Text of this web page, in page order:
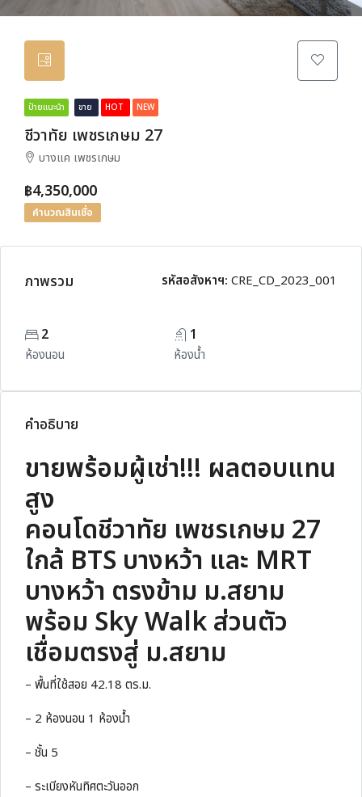
ป้ายแนะนำ ขาย HOT NEW
ชีวาทัย เพชรเกษม 27
บางแค เพชรเกษม
฿4,350,000
คำนวณสินเชื่อ
ภาพรวม รหัสอสังหาฯ: CRE_CD_2023_001
2
ห้องนอน
1
ห้องน้ำ
คำอธิบาย
ขายพร้อมผู้เช่า!!! ผลตอบแทน
สูง
คอนโดชีวาทัย เพชรเกษม 27
ใกล้ BTS บางหว้า และ MRT
บางหว้า ตรงข้าม ม.สยาม
พร้อม Sky Walk ส่วนตัว
เชื่อมตรงสู่ ม.สยาม
– พื้นที่ใช้สอย 42.18 ตร.ม.
– 2 ห้องนอน 1 ห้องน้ำ
– ชั้น 5
– ระเบียงหันทิศตะวันออก